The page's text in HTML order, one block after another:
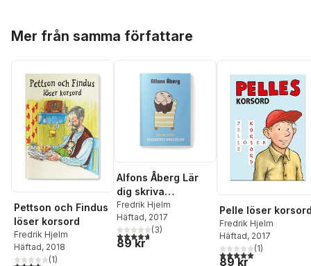
Mer från samma författare
Pettson och Findus
löser korsord
Fredrik Hjelm
Häftad, 2018
(1)
Alfons Åberg Lär
dig skriva
alfabetets
bokstäver
Fredrik Hjelm
Häftad, 2017
4,7utav 5 stjärnor. Totalt antal röster:
(3)
89 kr
Pelle löser
Fredrik Hjelm
Häftad, 2017
5,0utav 5 stjärnor.
(1)
89 kr